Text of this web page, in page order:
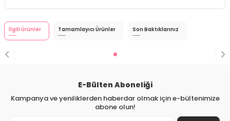
İlgili Ürünler Tamamlayıcı Ürünler Son Baktıklarınız
E-Bülten Aboneliği
Kampanya ve yeniliklerden haberdar olmak için e-bültenimize
abone olun!